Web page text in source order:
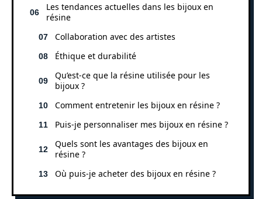
Les tendances actuelles dans les bijoux en
résine
Collaboration avec des artistes
Éthique et durabilité
Qu’est-ce que la résine utilisée pour les
bijoux ?
Comment entretenir les bijoux en résine ?
Puis-je personnaliser mes bijoux en résine ?
Quels sont les avantages des bijoux en
résine ?
Où puis-je acheter des bijoux en résine ?